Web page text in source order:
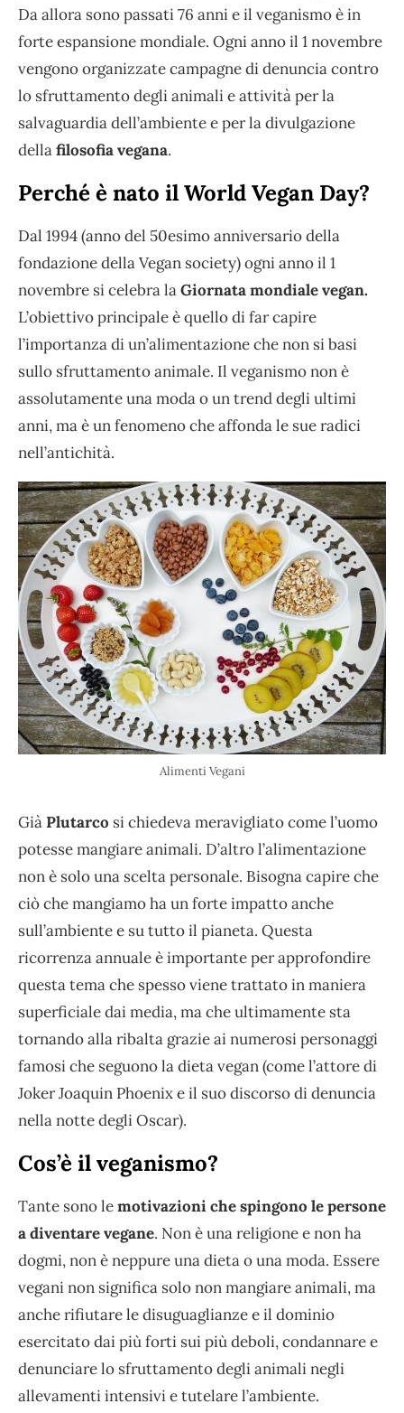
Da allora sono passati 76 anni e il veganismo è in
forte espansione mondiale. Ogni anno il 1 novembre
vengono organizzate campagne di denuncia contro
lo sfruttamento degli animali e attività per la
salvaguardia dell’ambiente e per la divulgazione
dellafilosofia vegana.
Perché è nato il World Vegan Day?
Dal 1994 (anno del 50esimo anniversario della
fondazione della Vegan society) ogni anno il 1
novembre si celebra laGiornata mondiale vegan.
L’obiettivo principale è quello di far capire
l’importanza di un’alimentazione che non si basi
sullo sfruttamento animale. Il veganismo non è
assolutamente una moda o un trend degli ultimi
anni, ma è un fenomeno che affonda le sue radici
nell’antichità.
Alimenti Vegani
GiàPlutarco si chiedeva meravigliato come l’uomo
potesse mangiare animali. D’altro l’alimentazione
non è solo una scelta personale. Bisogna capire che
ciò che mangiamo ha un forte impatto anche
sull’ambiente e su tutto il pianeta. Questa
ricorrenza annuale è importante per approfondire
questa tema che spesso viene trattato in maniera
superficiale dai media, ma che ultimamente sta
tornando alla ribalta grazie ai numerosi personaggi
famosi che seguono la dieta vegan (come l’attore di
Joker Joaquin Phoenix e il suo discorso di denuncia
nella notte degli Oscar).
Cos’è il veganismo?
Tante sono lemotivazioni che spingono le persone
a diventare vegane. Non è una religione e non ha
dogmi, non è neppure una dieta o una moda. Essere
vegani non significa solo non mangiare animali, ma
anche rifiutare le disuguaglianze e il dominio
esercitato dai più forti sui più deboli, condannare e
denunciare lo sfruttamento degli animali negli
allevamenti intensivi e tutelare l’ambiente.